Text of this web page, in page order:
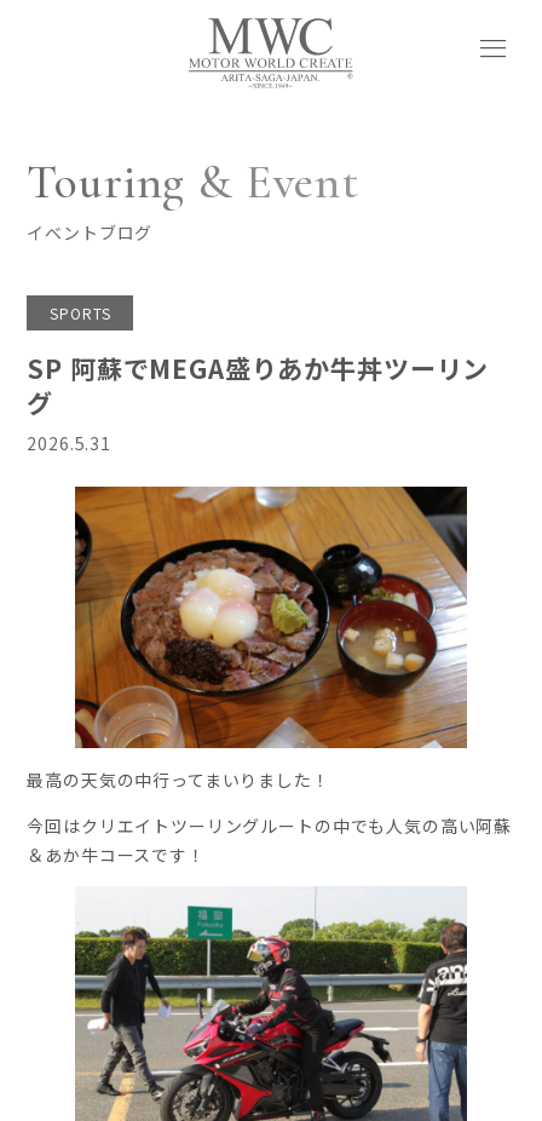
menu
Touring & Event
イベントブログ
SPORTS
SP 阿蘇でMEGA盛りあか牛丼ツーリン
グ
2026.5.31
最高の天気の中行ってまいりました！
今回はクリエイトツーリングルートの中でも人気の高い阿蘇
＆あか牛コースです！